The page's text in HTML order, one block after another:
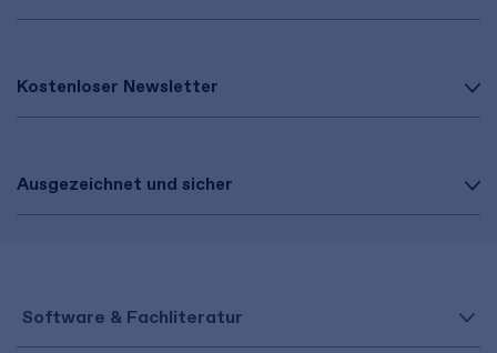
Kostenloser Newsletter
Ausgezeichnet und sicher
Software & Fachliteratur